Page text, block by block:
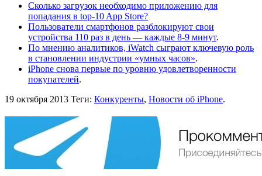
Сколько загрузок необходимо приложению для
попадания в top-10 App Store?
Пользователи смартфонов разблокируют свои
устройства 110 раз в день — каждые 8-9 минут.
По мнению аналитиков, iWatch сыграют ключевую роль
в становлении индустрии «умных часов».
iPhone снова первые по уровню удовлетворенности
покупателей.
19 октября 2013 Теги: Конкуренты, Новости об iPhone.